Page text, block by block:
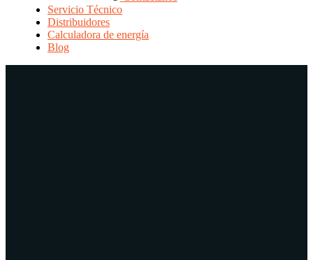
Servicio Técnico
Distribuidores
Calculadora de energía
Blog